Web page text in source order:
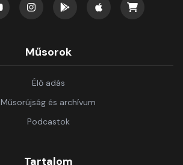
Műsorok
Élő adás
Műsorújság és archívum
Podcastok
Tartalom